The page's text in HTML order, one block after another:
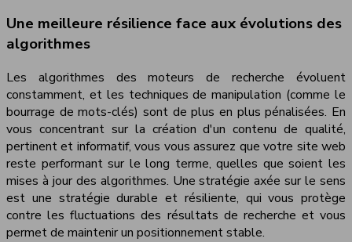
Une meilleure résilience face aux évolutions des
algorithmes
Les algorithmes des moteurs de recherche évoluent
constamment, et les techniques de manipulation (comme le
bourrage de mots-clés) sont de plus en plus pénalisées. En
vous concentrant sur la création d'un contenu de qualité,
pertinent et informatif, vous vous assurez que votre site web
reste performant sur le long terme, quelles que soient les
mises à jour des algorithmes. Une stratégie axée sur le sens
est une stratégie durable et résiliente, qui vous protège
contre les fluctuations des résultats de recherche et vous
permet de maintenir un positionnement stable.